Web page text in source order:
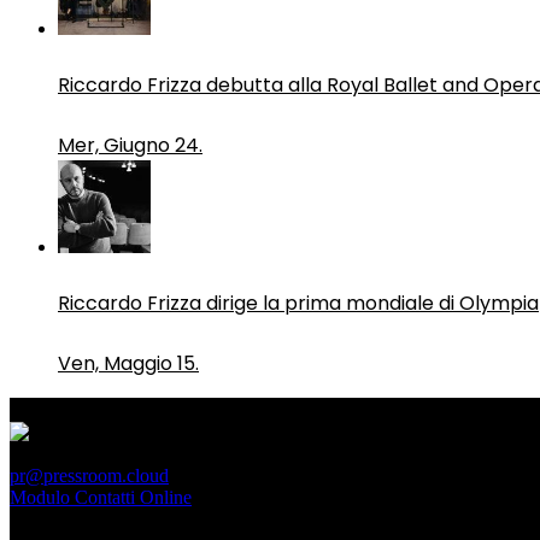
Riccardo Frizza debutta alla Royal Ballet and
Mer, Giugno 24.
Riccardo Frizza dirige la prima mondiale di Olympia
Ven, Maggio 15.
pr@pressroom.cloud
Modulo Contatti Online